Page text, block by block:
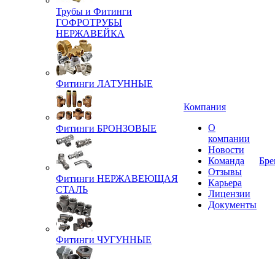
Трубы и Фитинги
ГОФРОТРУБЫ
НЕРЖАВЕЙКА
Фитинги ЛАТУННЫЕ
Фитинги БРОНЗОВЫЕ
Фитинги НЕРЖАВЕЮЩАЯ
СТАЛЬ
Фитинги ЧУГУННЫЕ
Компания
О
компании
Новости
Команда
Отзывы
Карьера
Лицензии
Документы